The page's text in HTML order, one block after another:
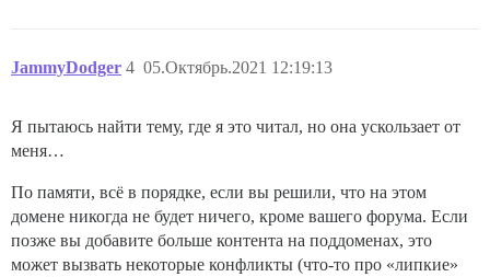
JammyDodger 05.Октябрь.2021 12:19:13
4
Я пытаюсь найти тему, где я это читал, но она ускользает от
меня…
По памяти, всё в порядке, если вы решили, что на этом
домене никогда не будет ничего, кроме вашего форума. Если
позже вы добавите больше контента на поддоменах, это
может вызвать некоторые конфликты (что-то про «липкие»